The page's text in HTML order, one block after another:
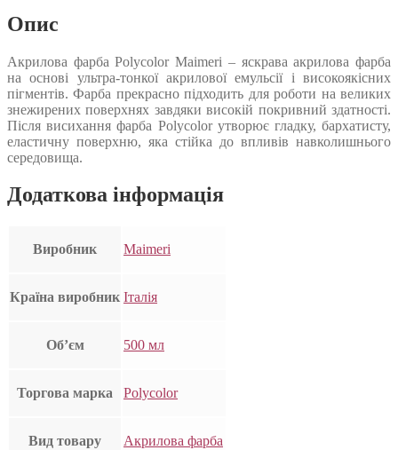
Опис
Акрилова фарба Polycolor Maimeri – яскрава акрилова фарба
на основі ультра-тонкої акрилової емульсії і високоякісних
пігментів. Фарба прекрасно підходить для роботи на великих
знежирених поверхнях завдяки високій покривний здатності.
Після висихання фарба Polycolor утворює гладку, бархатисту,
еластичну поверхню, яка стійка до впливів навколишнього
середовища.
Додаткова інформація
Виробник Maimeri
Країна виробник Італія
Об’єм 500 мл
Торгова марка Polycolor
Вид товару Акрилова фарба